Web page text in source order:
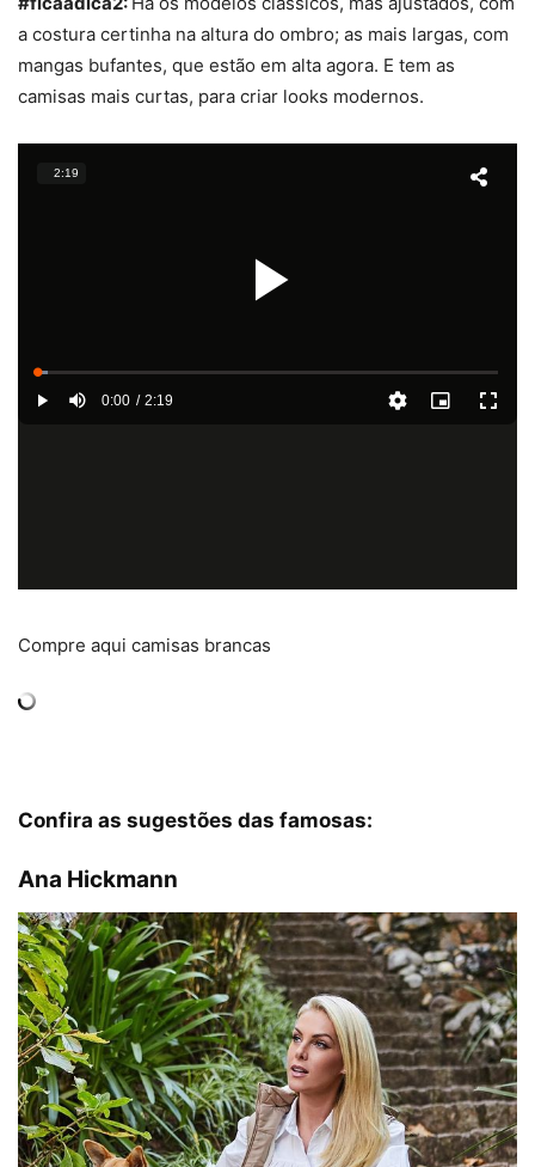
a costura certinha na altura do ombro; as mais largas, com
mangas bufantes, que estão em alta agora. E tem as
camisas mais curtas, para criar looks modernos.
Compre aqui camisas brancas
Confira as sugestões das famosas:
Ana Hickmann